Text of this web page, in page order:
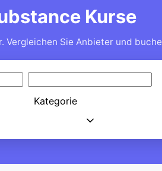
Kurse
Vergleichen Sie Anbieter und
Kategorie